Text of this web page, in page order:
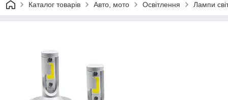
Каталог товарів Авто, мото Освітлення Лампи